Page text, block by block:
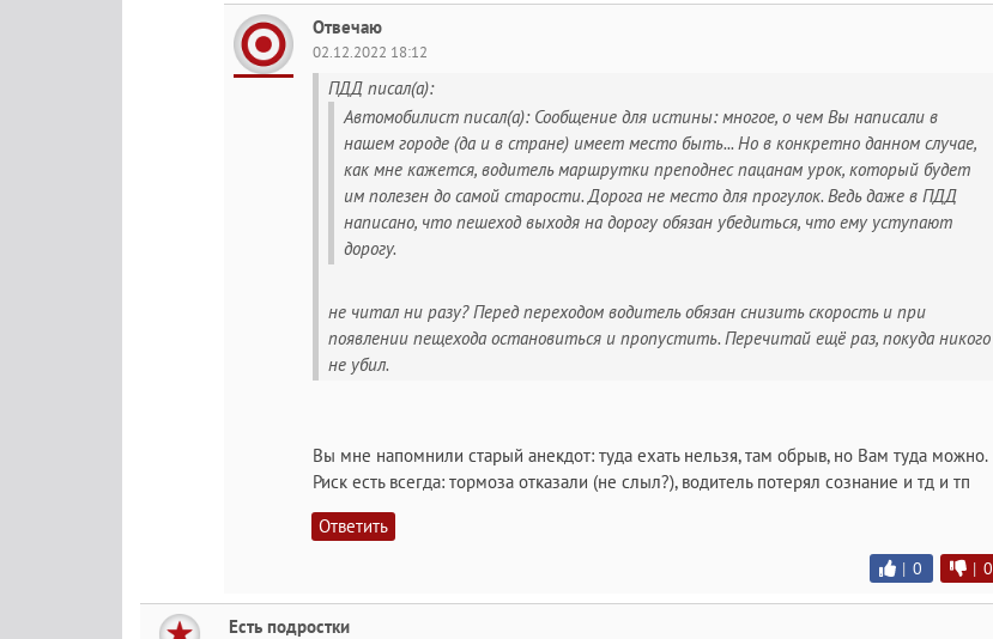
Отвечаю
02.12.2022 18:12
ПДД писал(а):
Автомобилист писал(а): Сообщение для истины: многое, о чем Вы написали в
нашем городе (да и в стране) имеет место быть... Но в конкретно данном случае,
как мне кажется, водитель маршрутки преподнес пацанам урок, который будет
им полезен до самой старости. Дорога не место для прогулок. Ведь даже в ПДД
написано, что пешеход выходя на дорогу обязан убедиться, что ему уступают
дорогу.
не читал ни разу? Перед переходом водитель обязан снизить скорость и при
появлении пещехода остановиться и пропустить. Перечитай ещё раз, покуда никого
не убил.
Вы мне напомнили старый анекдот: туда ехать нельзя, там обрыв, но Вам туда можно.
Риск есть всегда: тормоза отказали (не слыл?), водитель потерял сознание и тд и тп
Ответить
| 0 | 0
Есть подростки